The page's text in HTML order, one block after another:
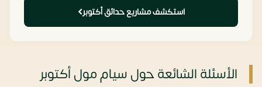
استكشف مشاريع حدائق أكتوبر
الأسئلة الشائعة حول سيام مول أكتوبر